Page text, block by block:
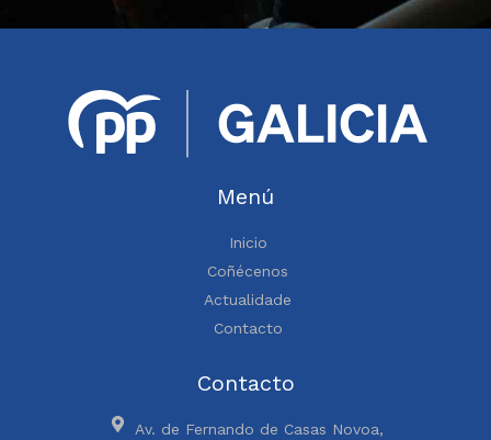
Menú
Inicio
Coñécenos
Actualidade
Contacto
Contacto
Av. de Fernando de Casas Novoa,